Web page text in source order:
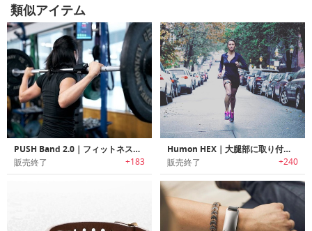
類似アイテム
PUSH Band 2.0｜フィットネスの強度を測定し、数値化するウェアラブルバンド「プッシュバンド2.0」
販売終了 +183
Humon HEX｜大腿部に取り付け酸素使用量を計測可能なトレーニングウェアラブル「ヘックス」
販売終了 +240